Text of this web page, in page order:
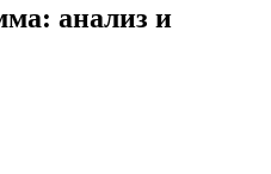
анализ и